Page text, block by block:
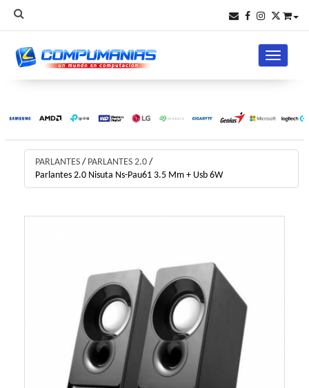
Toggle
PARLANTES / PARLANTES 2.0 /
Parlantes 2.0 Nisuta Ns-Pau61 3.5 Mm + Usb 6W